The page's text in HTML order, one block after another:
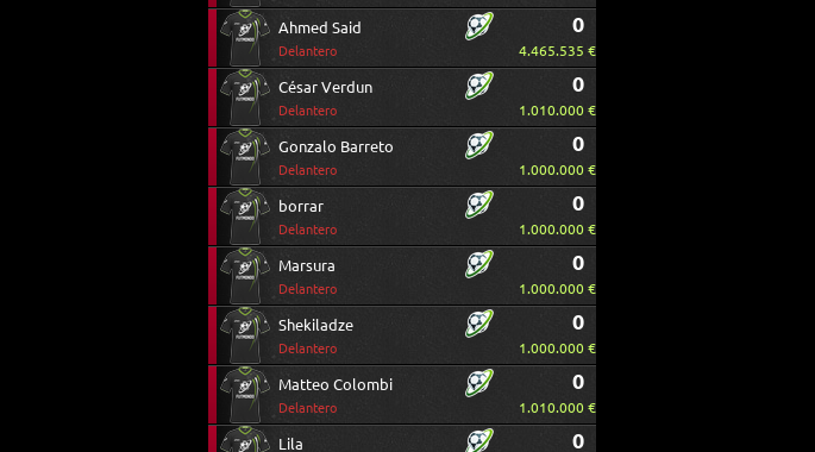
Ahmed Said
Delantero
0
4.465.535 €
César Verdun
Delantero
0
1.010.000 €
Gonzalo Barreto
Delantero
0
1.000.000 €
borrar
Delantero
0
1.000.000 €
Marsura
Delantero
0
1.000.000 €
Shekiladze
Delantero
0
1.000.000 €
Matteo Colombi
Delantero
0
1.010.000 €
Lila 0